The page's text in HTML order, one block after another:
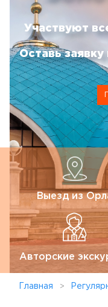
Участвуют
Оставь
Выезд из
Авторские
Главная